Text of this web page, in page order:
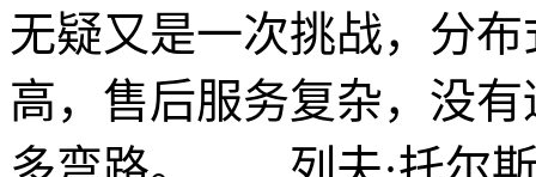
无疑又是一次挑战，分
高，售后服务复杂，没